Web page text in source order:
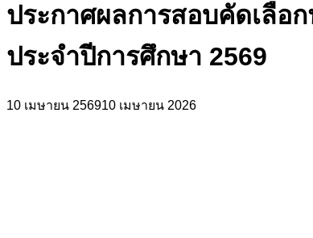
ประกาศผลการสอบคัดเลือ
ประจำปีการศึกษา 2569
10 เมษายน 256910 เมษายน 2026